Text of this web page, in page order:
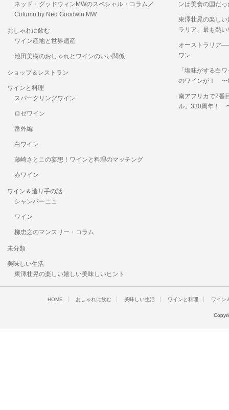
ネッド・グッドウィンMWのスペシャル・コラム／
Column by Ned Goodwin MW
おしゃれに飲む
ワイン産地と世界遺産
池田美樹のおしゃれとワインのいい関係
ショップ＆レストラン
ワインと料理
スパークリングワイン
ロゼワイン
番外編
白ワイン
藤崎さとこの妄想！ワインと料理のマッチング
赤ワイン
ワイン＆造り手の話
シャンパーニュ
ワイン
柳忠之のマンスリー・コラム
未分類
美味しい生活
東澤壮晃の楽しい嬉しい美味しいヒント
ンは美食の国だっ
東澤壮晃の楽し
ラリア、最も熱
オーストラリア
ワン
「塩味がする白
のワインが！ 〜
南アフリカで2番
ル」330周年！
HOME おしゃれに飲む 美味しい生活 ワインと料理 ワイン